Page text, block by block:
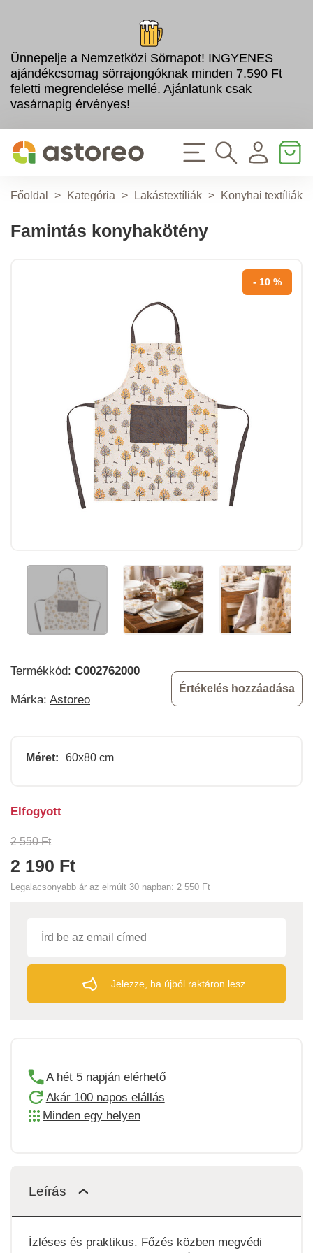
Ünnepelje a Nemzetközi Sörnapot! INGYENES
ajándékcsomag sörrajongóknak minden 7.590 Ft
feletti megrendelése mellé. Ajánlatunk csak
vasárnapig érvényes!
Főoldal > Kategória > Lakástextíliák > Konyhai textíliák
Famintás konyhakötény
- 10 %
Termékkód: C002762000
Márka: Astoreo
Értékelés hozzáadása
Méret: 60x80 cm
2 550 Ft
2 190 Ft
Legalacsonyabb ár az elmúlt 30 napban: 2 550 Ft
Elfogyott
Jelezze, ha újból raktáron lesz
A hét 5 napján elérhető
Akár 100 napos elállás
Minden egy helyen
Leírás
Ízléses és praktikus. Főzés közben megvédi